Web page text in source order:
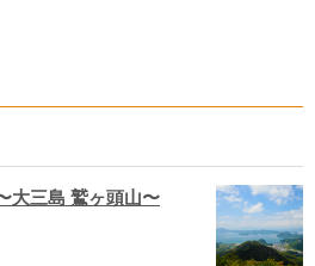
大三島 鷲ヶ頭山〜